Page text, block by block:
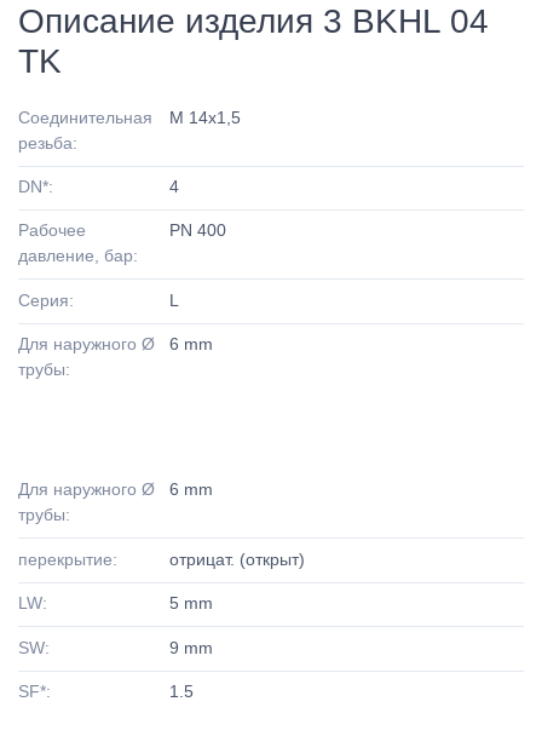
Описание изделия 3 BKHL 04
TK
Соединительная
резьба:
M 14x1,5
DN*: 4
Рабочее
давление, бар:
PN 400
Серия: L
Для наружного Ø
трубы:
6 mm
Для наружного Ø
трубы:
6 mm
перекрытие: отрицат. (открыт)
LW: 5 mm
SW: 9 mm
SF*: 1.5